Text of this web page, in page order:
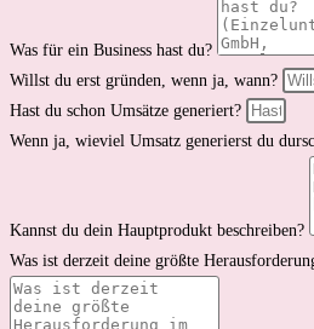
Was für ein Business hast du?
Willst du erst gründen, wenn ja, wann?
Hast du schon Umsätze generiert?
Wenn ja, wieviel Umsatz generierst du
Kannst du dein Hauptprodukt beschreiben?
Was ist derzeit deine größte